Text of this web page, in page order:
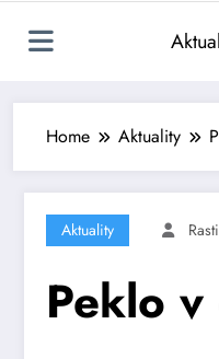
Home Aktuality
Aktuality
Peklo